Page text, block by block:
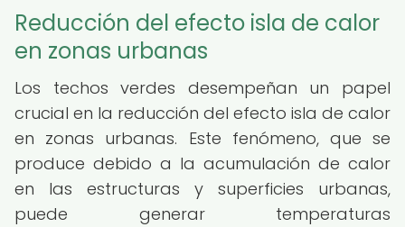
Reducción del efecto isla de calor
en zonas urbanas
Los techos verdes desempeñan un papel
crucial en la reducción del efecto isla de calor
en zonas urbanas. Este fenómeno, que se
produce debido a la acumulación de calor
en las estructuras y superficies urbanas,
puede generar temperaturas